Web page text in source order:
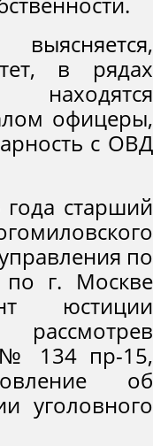
в рядах
офицеры,
с ОВД
старший
по
г. Москве
юстиции
№ 134 пр-15,
об
уголовного